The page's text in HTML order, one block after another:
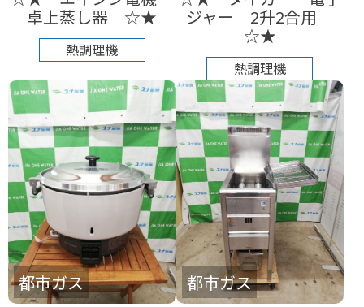
卓上蒸し器 ☆★
熱調理機
ジャー 2升2合用
☆★
熱調理機
都市ガス 都市ガス